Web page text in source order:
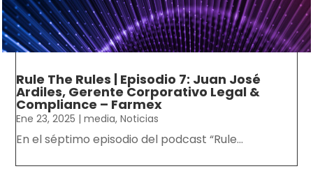
Rule The Rules | Episodio 7: Juan José
Ardiles, Gerente Corporativo Legal &
Compliance – Farmex
Ene 23, 2025 |media,Noticias
En el séptimo episodio del podcast “Rule...